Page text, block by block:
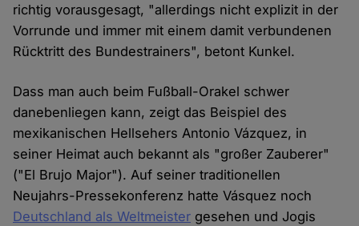
richtig vorausgesagt, "allerdings nicht explizit in der
Vorrunde und immer mit einem damit verbundenen
Rücktritt des Bundestrainers", betont Kunkel.
Dass man auch beim Fußball-Orakel schwer
danebenliegen kann, zeigt das Beispiel des
mexikanischen Hellsehers Antonio Vázquez, in
seiner Heimat auch bekannt als "großer Zauberer"
("El Brujo Major"). Auf seiner traditionellen
Neujahrs-Pressekonferenz hatte Vásquez noch
Deutschland als Weltmeister gesehen und Jogis